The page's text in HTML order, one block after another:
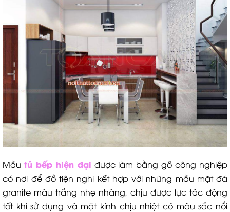
Mẫu tủ bếp hiện đại được làm bằng gỗ công nghiệp
có nơi để đồ tiện nghi kết hợp với những mẫu mặt đá
granite màu trắng nhẹ nhàng, chịu được lực tác động
tốt khi sử dụng và mặt kính chịu nhiệt có màu sắc nổi